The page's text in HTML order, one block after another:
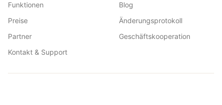
Funktionen
Preise
Partner
Kontakt & Support
Blog
Änderungsprotokoll
Geschäftskooperation